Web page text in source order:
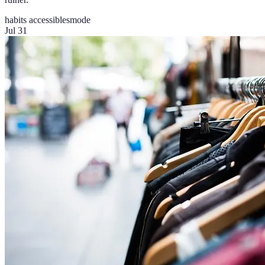
habits accessiblesmode
Jul 31